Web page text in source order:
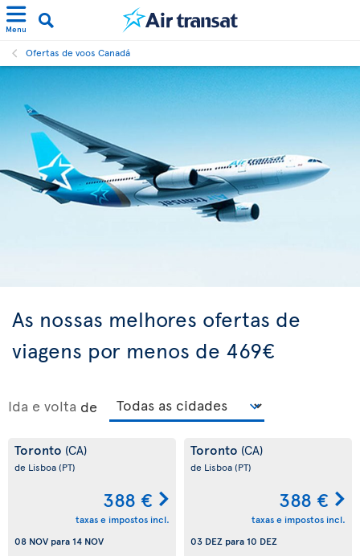
Menu
Ofertas de voos Canadá
As nossas melhores ofertas de
viagens por menos de 469€
Ida e volta de
Toronto (CA)
de Lisboa(PT)
388 €
taxas e impostos incl.
08 NOV para 14 NOV
Toronto (CA)
de Lisboa(PT)
388 €
taxas e impostos incl.
03 DEZ para 10 DEZ